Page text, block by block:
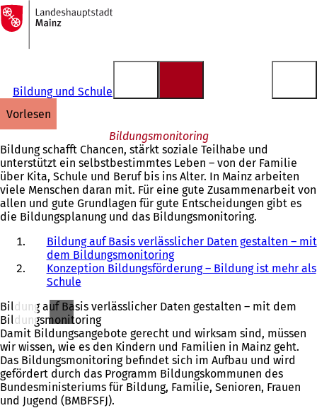
Inhalt anspringen
Zur
Startseite
Bildung und Schule
vorlesen
Bildungsmonitoring
Bildung schafft Chancen, stärkt soziale Teilhabe und
unterstützt ein selbstbestimmtes Leben – von der Familie
über Kita, Schule und Beruf bis ins Alter. In Mainz arbeiten
viele Menschen daran mit. Für eine gute Zusammenarbeit von
allen und gute Grundlagen für gute Entscheidungen gibt es
die Bildungsplanung und das Bildungsmonitoring.
Bildung auf Basis verlässlicher Daten gestalten – mit
dem Bildungsmonitoring
Konzeption Bildungsförderung – Bildung ist mehr als
Schule
Bildung auf Basis verlässlicher Daten gestalten – mit dem
Bildungsmonitoring
Damit Bildungsangebote gerecht und wirksam sind, müssen
wir wissen, wie es den Kindern und Familien in Mainz geht.
Das Bildungsmonitoring befindet sich im Aufbau und wird
gefördert durch das Programm Bildungskommunen des
Bundesministeriums für Bildung, Familie, Senioren, Frauen
und Jugend (BMBFSFJ).